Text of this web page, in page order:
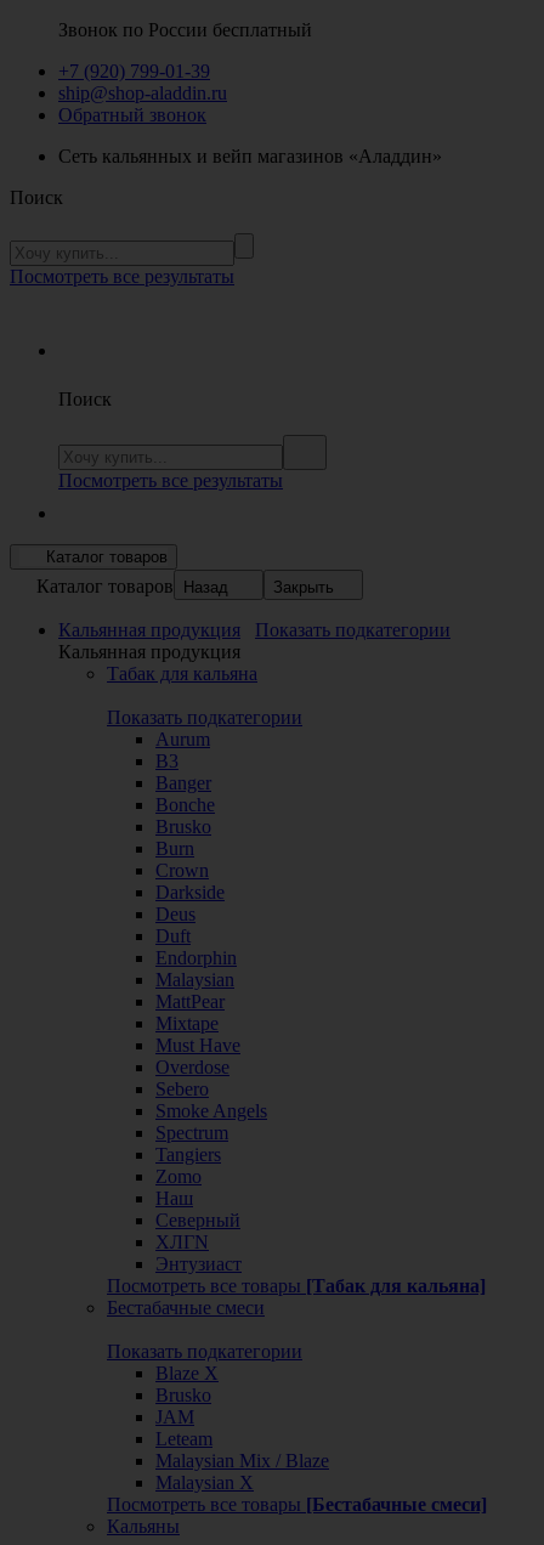
Звонок по России бесплатный
+7 (920) 799-01-39
ship@shop-aladdin.ru
Обратный звонок
Сеть кальянных и вейп магазинов «Аладдин»
Поиск
Посмотреть все результаты
Поиск
Посмотреть все результаты
Каталог товаров
Каталог товаров Назад Закрыть
Кальянная продукция
Показать подкатегории
Кальянная продукция
Табак для кальяна
Показать подкатегории
Aurum
B3
Banger
Bonche
Brusko
Burn
Crown
Darkside
Deus
Duft
Endorphin
Malaysian
MattPear
Mixtape
Must Have
Overdose
Sebero
Smoke Angels
Spectrum
Tangiers
Zomo
Наш
Северный
ХЛГN
Энтузиаст
Посмотреть все товары [Табак для кальяна]
Бестабачные смеси
Показать подкатегории
Blaze X
Brusko
JAM
Leteam
Malaysian Mix / Blaze
Malaysian X
Посмотреть все товары [Бестабачные смеси]
Кальяны